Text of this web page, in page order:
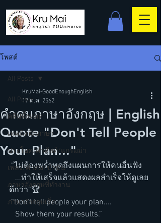
โพสต์
All Posts
คลิปทั้งหมด
เทคนิคฝึกภาษา
ประโยค/คำศัพท์/แกรมม่า
เพลง/คำคม/ขำขัน
ภาษาอังกฤษที่ทำงาน
ภาษาอังกฤษเด็ก
All Posts
คำคมภาษาอังกฤษ | English
Quote "Don't Tell People
Your Plan..."
KruMai-GoodEnoughEnglish
17 ต.ค. 2562
“ไม่ต้องพร่ำพูดถึงแผนการให้คนอื่นฟัง
ดีกว่า”🏆
“Don’t tell people your plan....
   Show them your results.”